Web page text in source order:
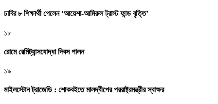
ঢাবির ৮ শিক্ষার্থী পেলেন ‘আয়েশা-আমিরুল ট্রাস্ট ফান্ড বৃত্তি’
১৮
রোমে রেমিট্যান্সযোদ্ধা দিবস পালন
১৯
মাইলস্টোন ট্রাজেডি : শোকবইতে মালদ্বীপের পররাষ্ট্রমন্ত্রীর স্বাক্ষর